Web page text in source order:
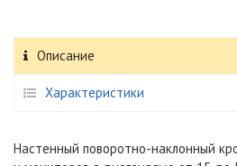
Описание
Характеристики
Настенный поворотно-наклонный